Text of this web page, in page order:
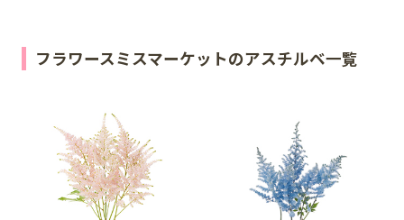
フラワースミスマーケットのアスチルベ一覧